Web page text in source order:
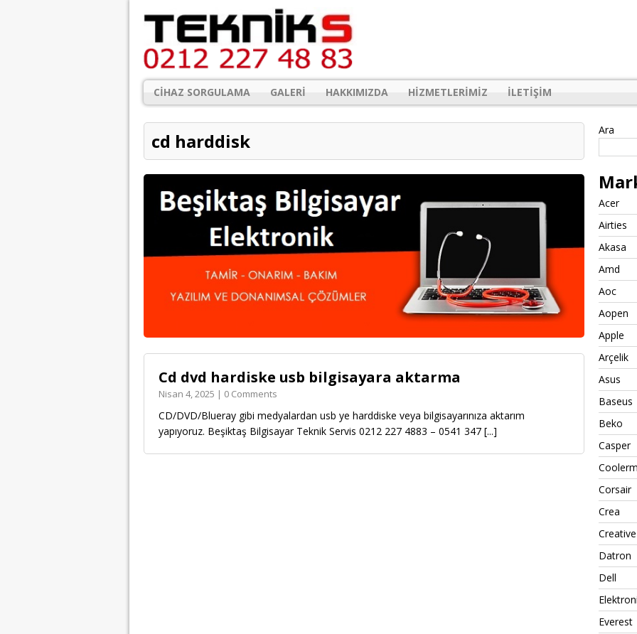
CIHAZ SORGULAMA GALERI HAKKIMIZDA HIZMETLERIMIZ İLETIŞIM
cd harddisk
Cd dvd hardiske usb bilgisayara aktarma
Nisan 4, 2025 | 0 Comments
CD/DVD/Blueray gibi medyalardan usb ye harddiske veya bilgisayarınıza aktarım
yapıyoruz. Beşiktaş Bilgisayar Teknik Servis 0212 227 4883 – 0541 347 [...]
Ara
Acer
Airties
Akasa
Amd
Aoc
Aopen
Apple
Arçelik
Asus
Baseus
Beko
Casper
Corsair
Crea
Creative
Datron
Dell
Everest